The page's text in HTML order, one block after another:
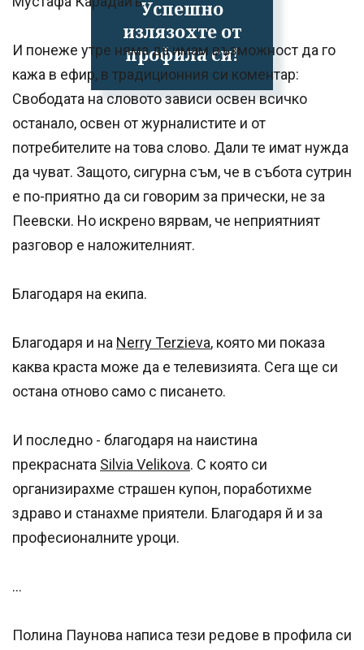
Успешно
излязохте от
профила си!
И понеже утре няма да имам възможност да го
кажа в ефир, в традиционния си коментар:
Свободата на словото зависи освен всичко
останало, освен от журналистите и от
потребителите на това слово. Дали те имат нужда
да чуват. Защото, сигурна съм, че в събота сутрин
е по-приятно да си говорим за прически, не за
Пеевски. Но искрено вярвам, че неприятният
разговор е наложителният.
Благодаря на екипа.
Благодаря и на Nerry Terzieva, която ми показа
каква краста може да е телевизията. Сега ще си
остана отново само с писането.
И последно - благодаря на наистина
прекрасната Silvia Velikova. С която си
организирахме страшен купон, поработихме
здраво и станахме приятели. Благодаря й и за
професионалните уроци.
...
Полина Паунова написа тези редове в профила си